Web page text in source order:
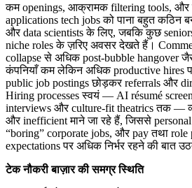
कम openings, आक्रामक filtering tools, और
applications tech jobs को पाना बहुत कठिन
और data scientists के लिए, जबकि कुछ
niche roles के ज़रिए अवसर देखते हैं।
collapse से अधिक post-bubble hangover
कंपनियाँ कम लेकिन अधिक productive hires
public job postings छोड़कर referrals और
Hiring processes स्वयं — AI résumé
interviews और culture-fit theatrics तक —
और inefficient माने जा रहे हैं, जिससे
“boring” corporate jobs, और pay तथा role
expectations पर अधिक निर्भर रहने की बात
टेक नौकरी बाज़ार की समग्र स्थिति